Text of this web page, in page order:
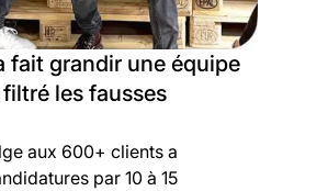
fait grandir une équipe
les fausses
aux 600+ clients a
par 10 à 15